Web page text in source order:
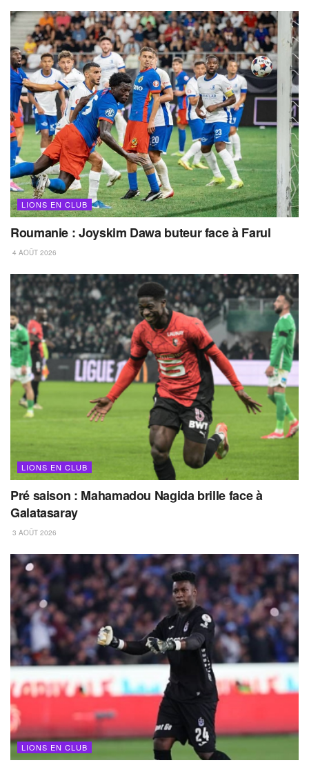
LIONS EN CLUB
Roumanie : Joyskim Dawa buteur face à Farul
4 AOÛT 2026
LIONS EN CLUB
Pré saison : Mahamadou Nagida brille face à
Galatasaray
3 AOÛT 2026
LIONS EN CLUB